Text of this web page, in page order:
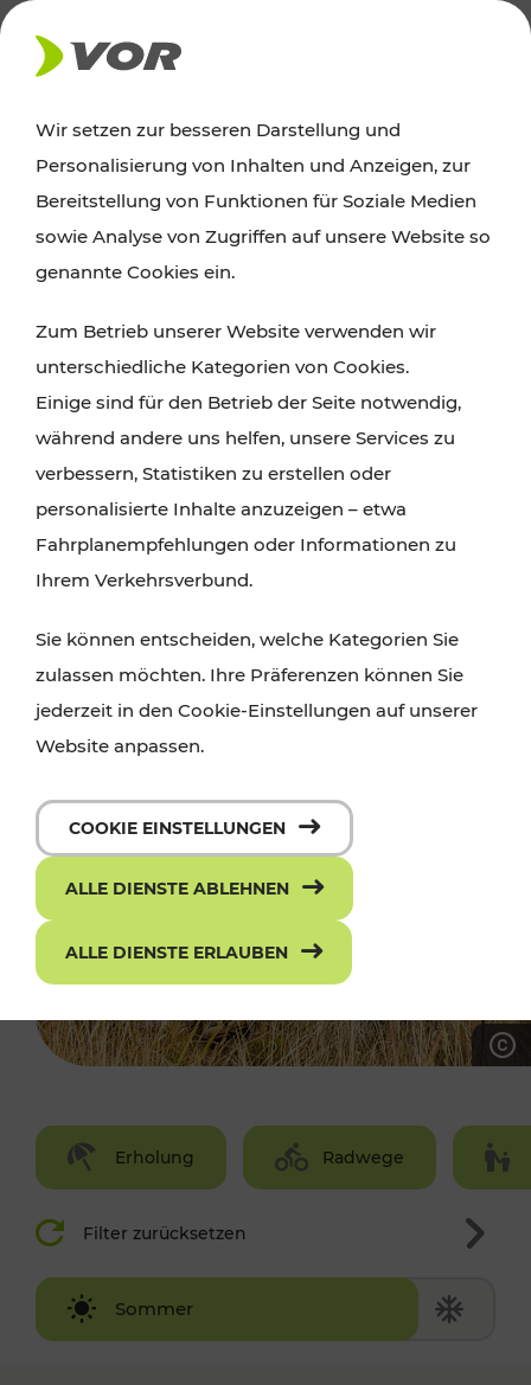
AKTUELLES
Ausflugstipps
Wien, Niederösterreich und das Burgenland
Wanderungen, Kultur und Gastronomie,
Radtouren oder purer Naturgenuss – viele
Attraktionen sind mit den Ticket- und Fahrplan-
Angeboten des VOR gut und schnell erreichbar.
Erholung Radwege
Filter zurücksetzen
Sommer
Winter
Wir setzen zur besseren Darstellung und
Personalisierung von Inhalten und Anzeigen, zur
Bereitstellung von Funktionen für Soziale Medien
sowie Analyse von Zugriffen auf unsere Website so
genannte Cookies ein.
Zum Betrieb unserer Website verwenden wir
unterschiedliche Kategorien von Cookies.
Einige sind für den Betrieb der Seite notwendig,
während andere uns helfen, unsere Services zu
verbessern, Statistiken zu erstellen oder
personalisierte Inhalte anzuzeigen – etwa
Fahrplanempfehlungen oder Informationen zu
Ihrem Verkehrsverbund.
Sie können entscheiden, welche Kategorien Sie
zulassen möchten. Ihre Präferenzen können Sie
jederzeit in den Cookie-Einstellungen auf unserer
Website anpassen.
COOKIE EINSTELLUNGEN
ALLE DIENSTE ABLEHNEN
ALLE DIENSTE ERLAUBEN